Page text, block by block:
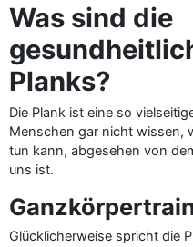
Was sind die
Planks?
Die Plank ist eine so
Menschen gar nicht wissen,
tun kann, abgesehen von
uns ist.
Glücklicherweise spricht die